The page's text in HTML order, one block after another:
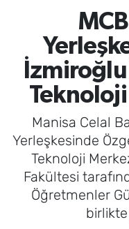
Teknoloji
Manisa Celal
Yerleşkesinde
Teknoloji
Fakültesi
Öğretmenler
EKONOMİ
3.SAYFA
EĞİTİM
SAĞLIK
YAŞAM
MAGAZİN
Manisa Namaz
Manisa Trafik
Süper Lig
Tüm Manşetler
Son Dakika
Haber Arşivi